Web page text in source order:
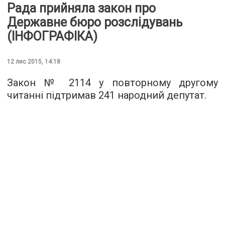
Рада прийняла закон про
Державне бюро розслідувань
(ІНФОГРАФІКА)
12 лис 2015, 14:18
Закон № 2114у повторному другому
читанні підтримав 241 народний депутат.